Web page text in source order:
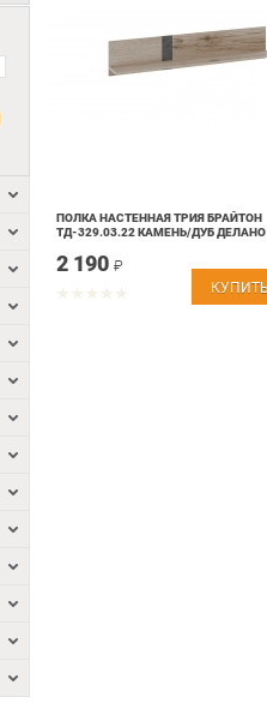
ПОЛКА НАСТЕННАЯ ТРИЯ БРАЙТОН
ТД-329.03.22 КАМЕНЬ/ДУБ ДЕЛАНО
2 190 ₽